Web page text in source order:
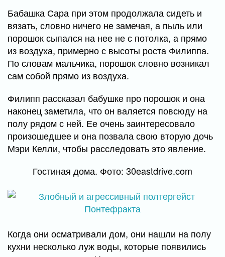
Бабашка Сара при этом продолжала сидеть и
вязать, словно ничего не замечая, а пыль или
порошок сыпался на нее не с потолка, а прямо
из воздуха, примерно с высоты роста Филиппа.
По словам мальчика, порошок словно возникал
сам собой прямо из воздуха.
Филипп рассказал бабушке про порошок и она
наконец заметила, что он валяется повсюду на
полу рядом с ней. Ее очень заинтересовало
произошедшее и она позвала свою вторую дочь
Мэри Келли, чтобы расследовать это явление.
Гостиная дома. Фото: 30eastdrive.com
Когда они осматривали дом, они нашли на полу
кухни несколько луж воды, которые появились